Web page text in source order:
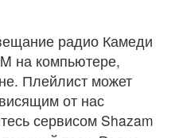
радио Камеди
на компьютере,
Плейлист может
от нас
сервисом Shazam